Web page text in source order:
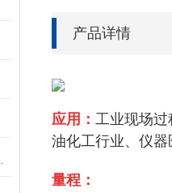
产品详情
应用： 工业现场
油化工行业、仪
量程：